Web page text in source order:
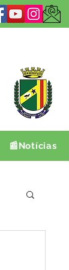
📰Notícias